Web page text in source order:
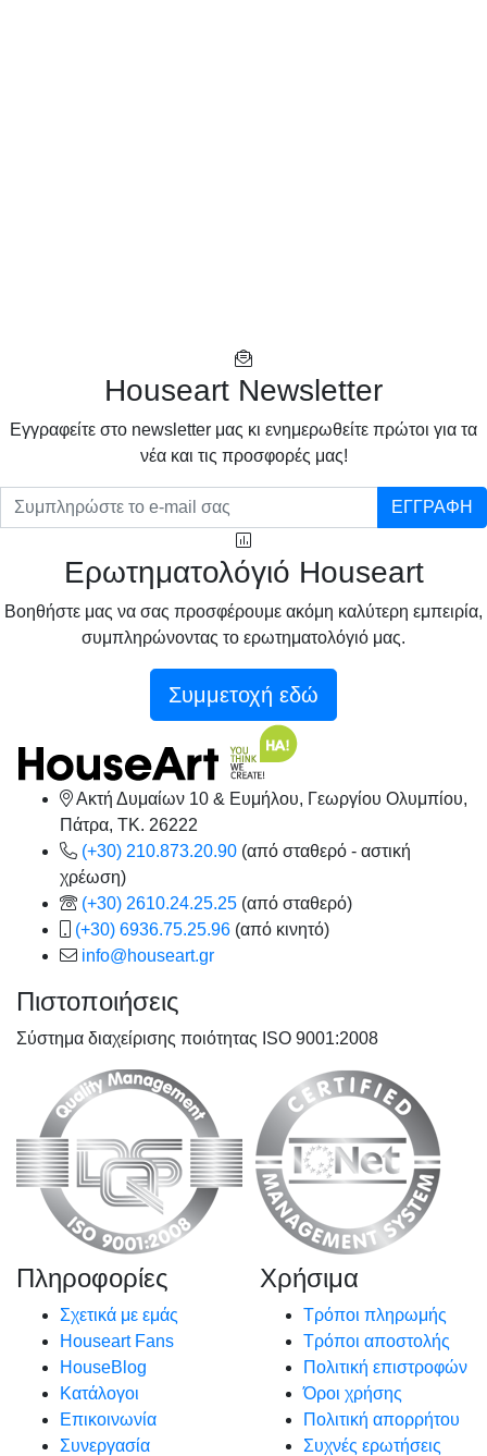
Houseart Newsletter
Eγγραφείτε στο newsletter μας κι ενημερωθείτε πρώτοι για τα
νέα και τις προσφορές μας!
ΕΓΓΡΑΦΗ
Ερωτηματολόγιό Houseart
Βοηθήστε μας να σας προσφέρουμε ακόμη καλύτερη εμπειρία,
συμπληρώνοντας το ερωτηματολόγιό μας.
Συμμετοχή εδώ
Ακτή Δυμαίων 10 & Ευμήλου, Γεωργίου Ολυμπίου,
Πάτρα, TK. 26222
(+30) 210.873.20.90 (από σταθερό - αστική
χρέωση)
(+30) 2610.24.25.25 (από σταθερό)
(+30) 6936.75.25.96 (από κινητό)
info@houseart.gr
Πιστοποιήσεις
Σύστημα διαχείρισης ποιότητας ISO 9001:2008
Πληροφορίες
Σχετικά με εμάς
Houseart Fans
HouseBlog
Κατάλογοι
Επικοινωνία
Συνεργασία
Χρήσιμα
Τρόποι πληρωμής
Τρόποι αποστολής
Πολιτική επιστροφών
Όροι χρήσης
Πολιτική απορρήτου
Συχνές ερωτήσεις